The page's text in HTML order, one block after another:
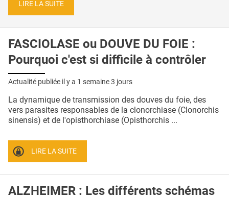
LIRE LA SUITE
FASCIOLASE ou DOUVE DU FOIE :
Pourquoi c'est si difficile à contrôler
Actualité publiée il y a 1 semaine 3 jours
La dynamique de transmission des douves du foie, des
vers parasites responsables de la clonorchiase (Clonorchis
sinensis) et de l'opisthorchiase (Opisthorchis ...
LIRE LA SUITE
ALZHEIMER : Les différents schémas